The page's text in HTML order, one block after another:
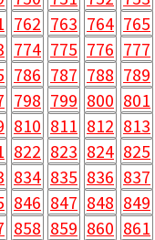
762 763 764 765
774 775 776 777
786 787 788 789
798 799 800 801
810 811 812 813
822 823 824 825
834 835 836 837
846 847 848 849
858 859 860 861